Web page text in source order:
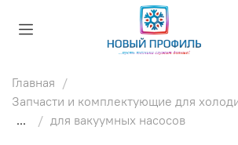
Главная
Запчасти и комплектующие для
...
для вакуумных насосов